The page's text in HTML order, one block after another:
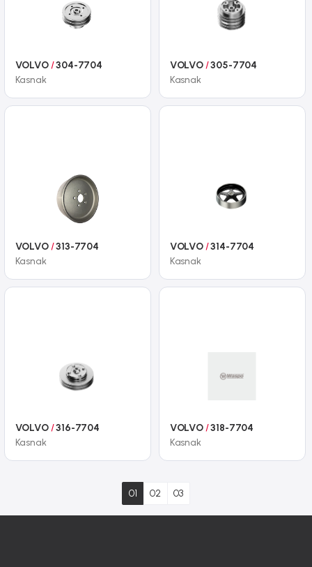
VOLVO/304-7704
Kasnak
VOLVO/305-7704
Kasnak
VOLVO/313-7704
Kasnak
VOLVO/314-7704
Kasnak
VOLVO/316-7704
Kasnak
VOLVO/318-7704
Kasnak
01 02 03